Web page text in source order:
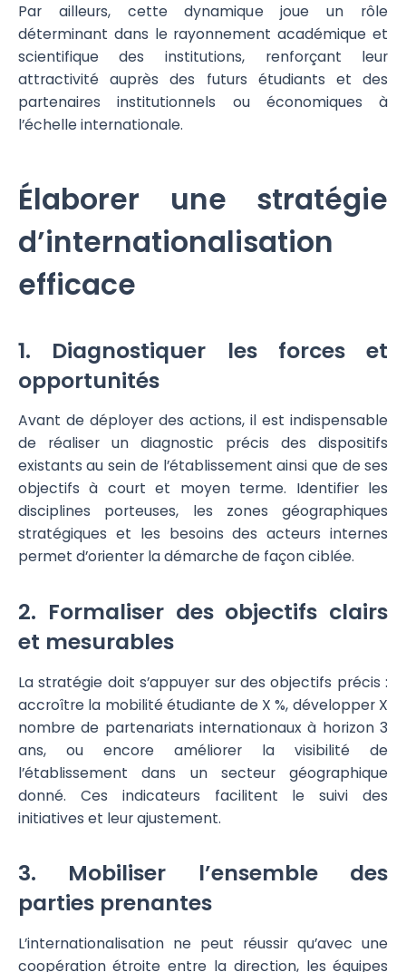
Par ailleurs, cette dynamique joue un rôle
déterminant dans le rayonnement académique et
scientifique des institutions, renforçant leur
attractivité auprès des futurs étudiants et des
partenaires institutionnels ou économiques à
l’échelle internationale.
Élaborer une stratégie
d’internationalisation
efficace
1. Diagnostiquer les forces et
opportunités
Avant de déployer des actions, il est indispensable
de réaliser un diagnostic précis des dispositifs
existants au sein de l’établissement ainsi que de ses
objectifs à court et moyen terme. Identifier les
disciplines porteuses, les zones géographiques
stratégiques et les besoins des acteurs internes
permet d’orienter la démarche de façon ciblée.
2. Formaliser des objectifs clairs
et mesurables
La stratégie doit s’appuyer sur des objectifs précis :
accroître la mobilité étudiante de X %, développer X
nombre de partenariats internationaux à horizon 3
ans, ou encore améliorer la visibilité de
l’établissement dans un secteur géographique
donné. Ces indicateurs facilitent le suivi des
initiatives et leur ajustement.
3. Mobiliser l’ensemble des
parties prenantes
L’internationalisation ne peut réussir qu’avec une
coopération étroite entre la direction, les équipes